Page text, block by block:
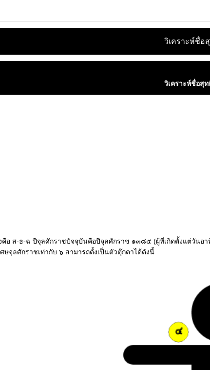
วิเคราะห์ชื่อ
วิเคราะห์ชื่อสุ
คือ ส-ธ-ฉ ปีจุลศักราชปัจจุบันคือปีจุลศักราช ๑๓๘๕ (ผู้ที่เกิดตั้งแต่วัน
จุลศักราชเท่ากับ ๖ สามารถตั้งเป็นตัวตุ๊กตาได้ดังนี้